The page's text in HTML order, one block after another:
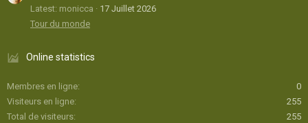
Latest: monicca
17 Juillet 2026
Tour du monde
Online statistics
Membres en ligne
0
Visiteurs en ligne
255
Total de visiteurs
255